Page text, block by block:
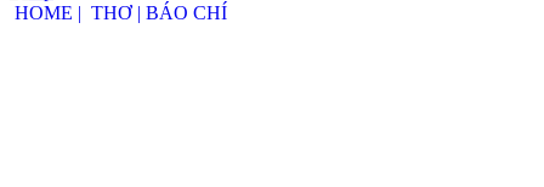
HOME | THƠ | BÁO CHÍ